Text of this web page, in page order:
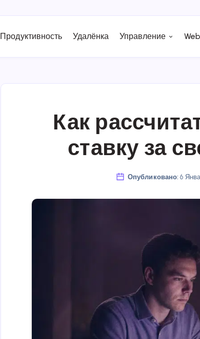
Продуктивность Удалёнка Управление
Как
ставку за
Опубликовано: 6